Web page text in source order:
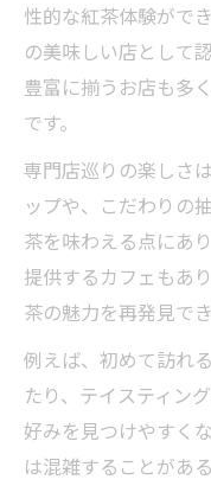
性的な紅茶体験がで
の美味しい店として
豊富に揃うお店も多
です。
専門店巡りの楽しさ
ップや、こだわりの
茶を味わえる点にあ
提供するカフェもあ
茶の魅力を再発見でき
例えば、初めて訪れ
たり、テイスティン
好みを見つけやすく
は混雑することがあ